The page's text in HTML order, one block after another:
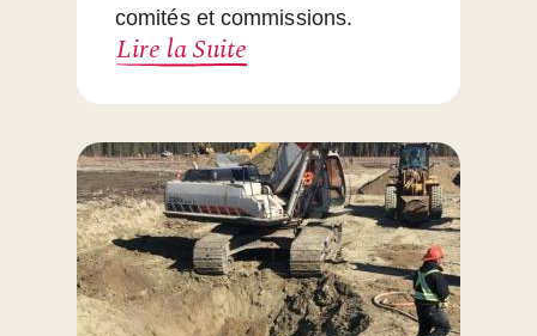
comités et commissions.
Lire la Suite